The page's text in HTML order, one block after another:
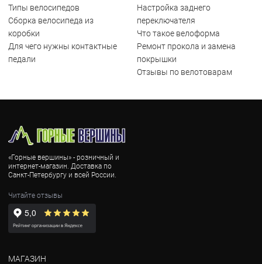
Типы велосипедов
Сборка велосипеда из
коробки
Для чего нужны контактные
педали
Настройка заднего
переключателя
Что такое велоформа
Ремонт прокола и замена
покрышки
Отзывы по велотоварам
«Горные вершины» - розничный и
интернет-магазин. Доставка по
Санкт-Петербургу и всей России.
Читайте отзывы
МАГАЗИН